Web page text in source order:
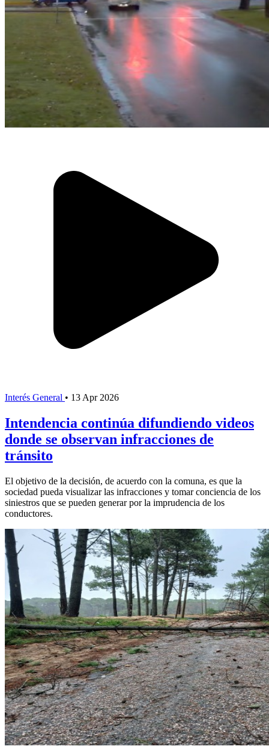
Interés General • 13 Apr 2026
Intendencia continúa difundiendo videos
donde se observan infracciones de
tránsito
El objetivo de la decisión, de acuerdo con la comuna, es que la
sociedad pueda visualizar las infracciones y tomar conciencia de los
siniestros que se pueden generar por la imprudencia de los
conductores.